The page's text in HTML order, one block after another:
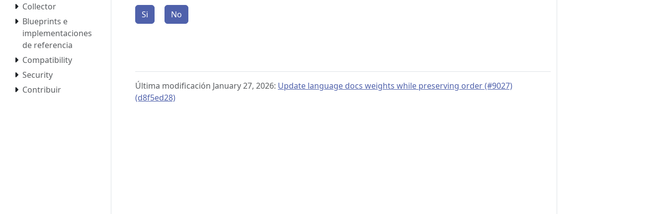
Collector
Blueprints e
implementaciones
de referencia
Compatibility
Security
Contribuir
Si No
Última modificación January 27, 2026: Update language docs weights while preserving order (#9027)
(d8f5ed28)